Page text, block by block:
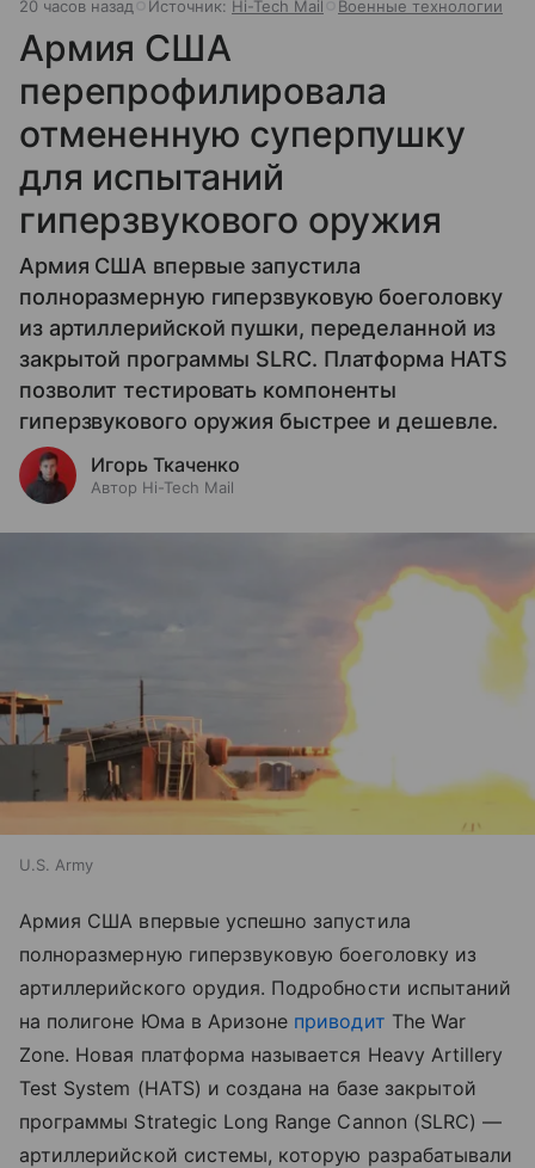
20 часов назад Источник: Hi-Tech Mail Военные технологии
Армия США
перепрофилировала
отмененную суперпушку
для испытаний
гиперзвукового оружия
Армия США впервые запустила
полноразмерную гиперзвуковую боеголовку
из артиллерийской пушки, переделанной из
закрытой программы SLRC. Платформа HATS
позволит тестировать компоненты
гиперзвукового оружия быстрее и дешевле.
Игорь Ткаченко
Автор Hi-Tech Mail
U.S. Army
Армия США впервые успешно запустила
полноразмерную гиперзвуковую боеголовку из
артиллерийского орудия. Подробности испытаний
на полигоне Юма в Аризоне приводит The War
Zone. Новая платформа называется Heavy Artillery
Test System (HATS) и создана на базе закрытой
программы Strategic Long Range Cannon (SLRC) —
артиллерийской системы, которую разрабатывали